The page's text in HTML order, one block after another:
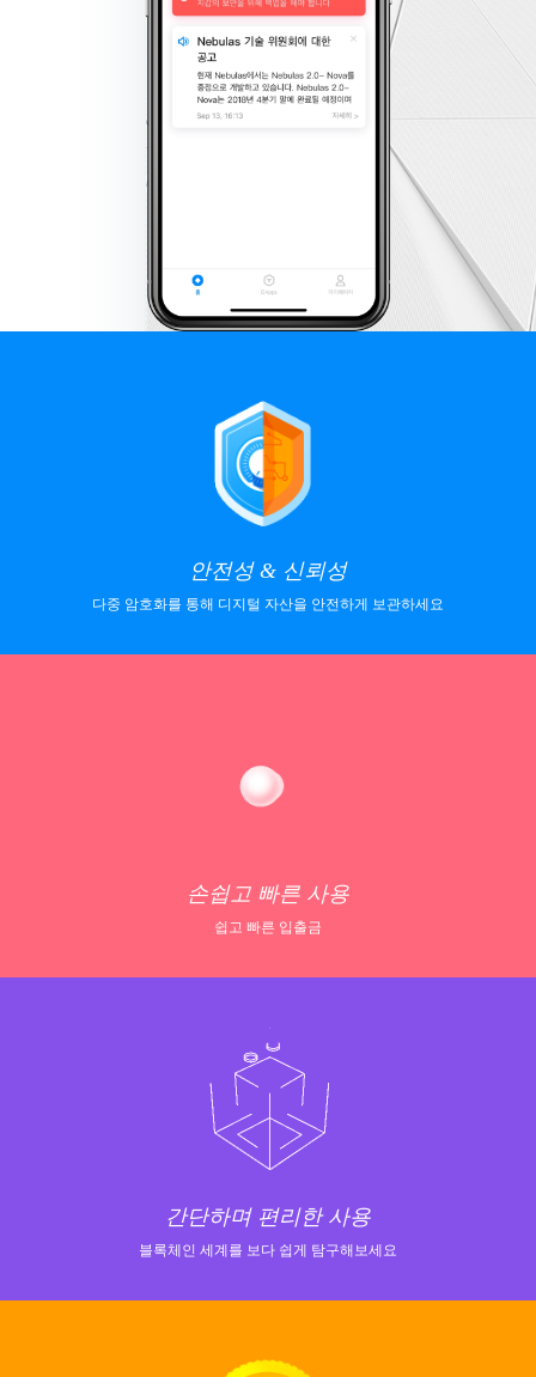
안전성 & 신뢰성
다중 암호화를 통해 디지털 자산을 안전하게 보관하세요
손쉽고 빠른 사용
쉽고 빠른 입출금
간단하며 편리한 사용
블록체인 세계를 보다 쉽게 탐구해보세요